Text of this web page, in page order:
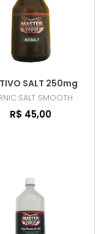
SALT 250mg
SALT SMOOTH
R$ 45,00